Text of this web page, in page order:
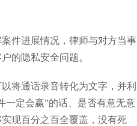
件进展情况，律师与对方当事
的隐私安全问题。
将通话录音转化为文字，并利
一定会赢”的话、是否有意无意
现百分之百全覆盖，没有死